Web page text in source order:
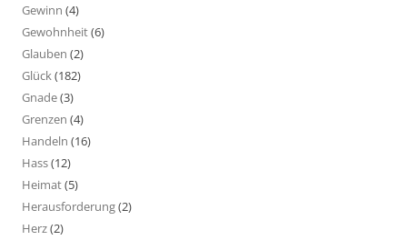
Gewinn (4)
Gewohnheit(6)
Glauben (2)
Glück(182)
Gnade(3)
Grenzen (4)
Handeln (16)
Hass(12)
Heimat(5)
Herausforderung(2)
Herz(2)